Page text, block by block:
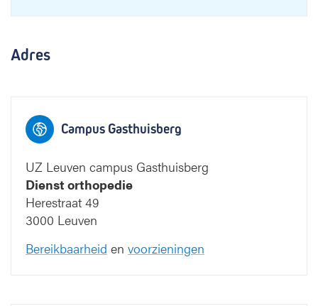
Adres
Campus Gasthuisberg
UZ Leuven campus Gasthuisberg
Dienst orthopedie
Herestraat 49
3000 Leuven
Bereikbaarheid en voorzieningen